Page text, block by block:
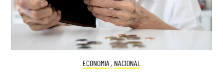
ECONOMIA , NACIONAL